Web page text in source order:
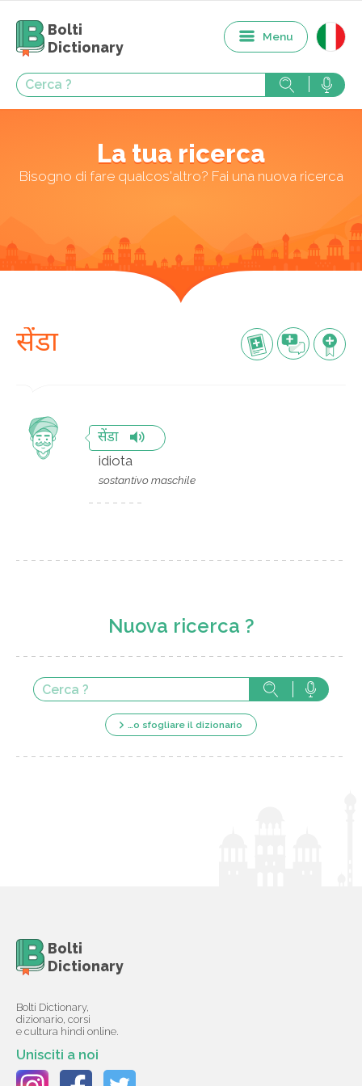
Bolti
Dictionary
Menu
La tua ricerca
Bisogno di fare qualcos'altro? Fai una nuova ricerca
सेंडा
सेंडा
idiota
sostantivo maschile
Nuova ricerca ?
…o sfogliare il dizionario
Bolti
Dictionary
Bolti Dictionary,
dizionario, corsi
e cultura hindi online.
Unisciti a noi